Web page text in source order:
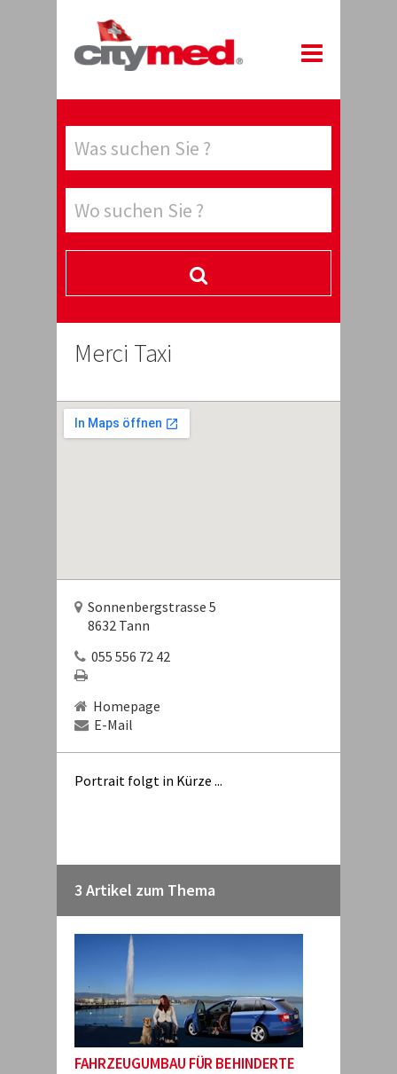
Merci Taxi
Sonnenbergstrasse 5
8632 Tann
055 556 72 42
Homepage
E-Mail
Portrait folgt in Kürze ...
3 Artikel zum Thema
FAHRZEUGUMBAU FÜR BEHINDERTE